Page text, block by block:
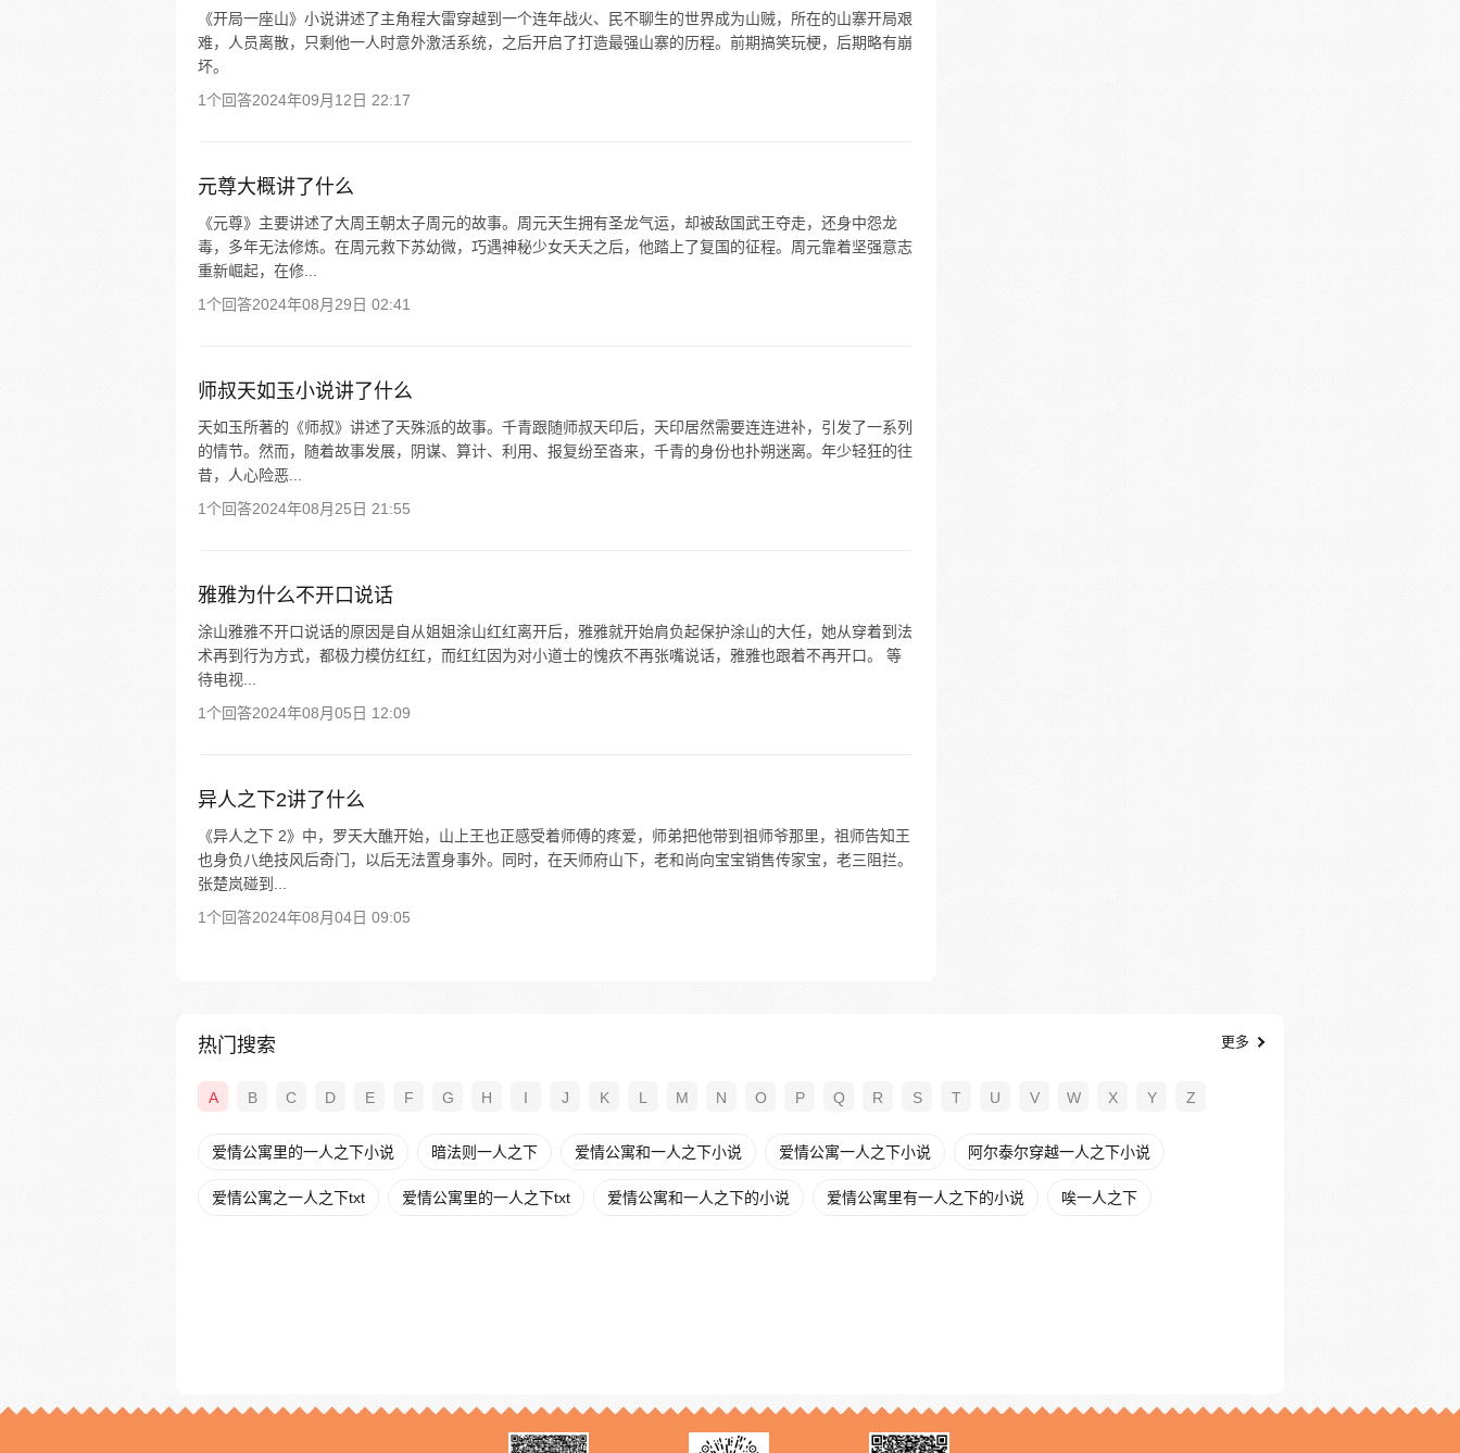
《开局一座山》小说讲述了主角程大雷穿越到一个连年战火、民不聊生的世界成为山贼，所在的山寨开局艰
难，人员离散，只剩他一人时意外激活系统，之后开启了打造最强山寨的历程。前期搞笑玩梗，后期略有崩
坏。
1个回答2024年09月12日 22:17
元尊大概讲了什么
《元尊》主要讲述了大周王朝太子周元的故事。周元天生拥有圣龙气运，却被敌国武王夺走，还身中怨龙
毒，多年无法修炼。在周元救下苏幼微，巧遇神秘少女夭夭之后，他踏上了复国的征程。周元靠着坚强意志
重新崛起，在修...
1个回答2024年08月29日 02:41
师叔天如玉小说讲了什么
天如玉所著的《师叔》讲述了天殊派的故事。千青跟随师叔天印后，天印居然需要连连进补，引发了一系列
的情节。然而，随着故事发展，阴谋、算计、利用、报复纷至沓来，千青的身份也扑朔迷离。年少轻狂的往
昔，人心险恶...
1个回答2024年08月25日 21:55
雅雅为什么不开口说话
涂山雅雅不开口说话的原因是自从姐姐涂山红红离开后，雅雅就开始肩负起保护涂山的大任，她从穿着到法
术再到行为方式，都极力模仿红红，而红红因为对小道士的愧疚不再张嘴说话，雅雅也跟着不再开口。 等
待电视...
1个回答2024年08月05日 12:09
异人之下2讲了什么
《异人之下 2》中，罗天大醮开始，山上王也正感受着师傅的疼爱，师弟把他带到祖师爷那里，祖师告知王
也身负八绝技风后奇门，以后无法置身事外。同时，在天师府山下，老和尚向宝宝销售传家宝，老三阻拦。
张楚岚碰到...
1个回答2024年08月04日 09:05
热门搜索 更多
A B C D E F G H I J K L M N O P Q R S T U V W X Y Z
爱情公寓里的一人之下小说 暗法则一人之下 爱情公寓和一人之下小说 爱情公寓一人之下小说 阿尔泰尔穿越一人之下小说
爱情公寓之一人之下txt 爱情公寓里的一人之下txt 爱情公寓和一人之下的小说 爱情公寓里有一人之下的小说 唉一人之下